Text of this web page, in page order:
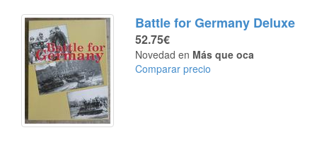
Battle for Germany Deluxe
52.75€
Novedad en Más que oca
Comparar precio